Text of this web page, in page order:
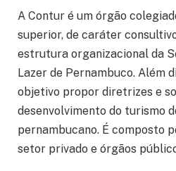
A Contur é um órgão
superior, de caráter
estrutura organizacional da
Lazer de Pernambuco. Além
objetivo propor diretrizes e
desenvolvimento do turismo
pernambucano. É composto
setor privado e órgãos